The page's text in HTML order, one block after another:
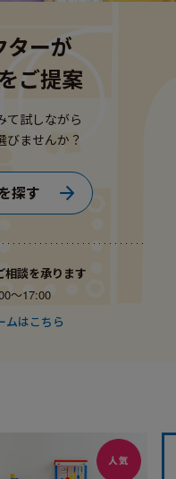
ターが
ご提案
て試しながら
びませんか？
探す
相談を承ります
〜17:00
ムはこちら